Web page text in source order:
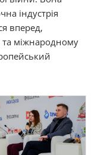
індустрія
вперед,
міжнародному